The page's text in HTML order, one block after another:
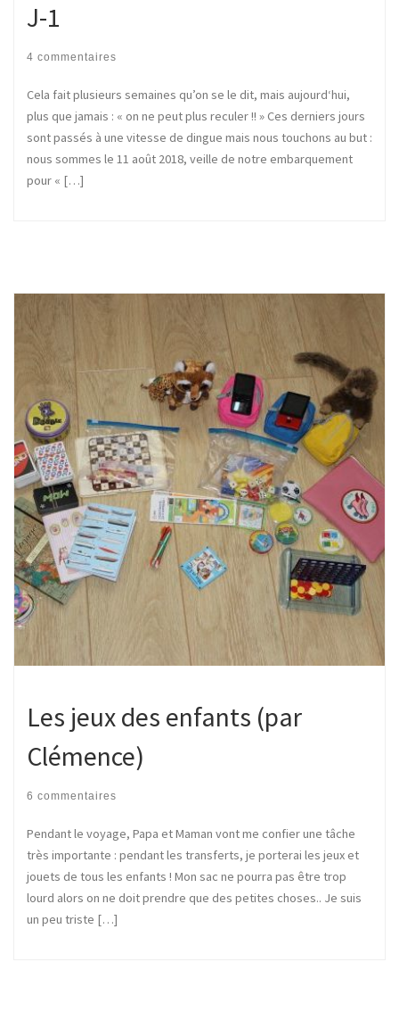
J-1
4 commentaires
Cela fait plusieurs semaines qu’on se le dit, mais aujourd‘hui,
plus que jamais : « on ne peut plus reculer !! » Ces derniers jours
sont passés à une vitesse de dingue mais nous touchons au but :
nous sommes le 11 août 2018, veille de notre embarquement
pour « […]
Les jeux des enfants (par
Clémence)
6 commentaires
Pendant le voyage, Papa et Maman vont me confier une tâche
très importante : pendant les transferts, je porterai les jeux et
jouets de tous les enfants ! Mon sac ne pourra pas être trop
lourd alors on ne doit prendre que des petites choses.. Je suis
un peu triste […]